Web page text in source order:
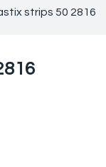
strips 50 2816